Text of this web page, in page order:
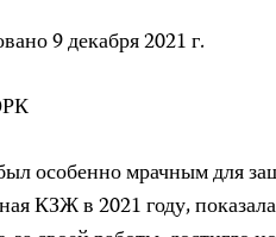
9 декабря 2021 г.
особенно мрачным для
КЗЖ в 2021 году,